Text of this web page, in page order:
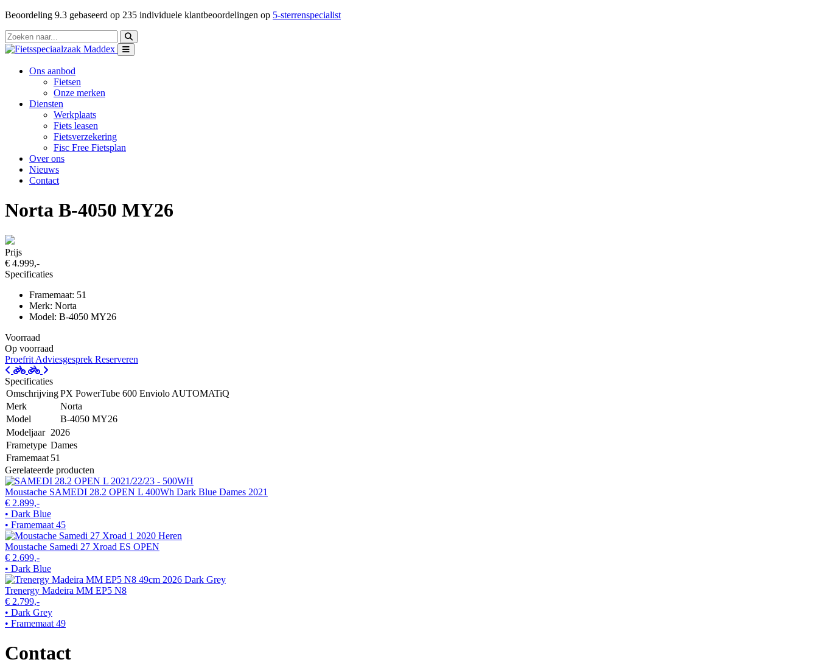
Beoordeling 9.3 gebaseerd op 235 individuele klantbeoordelingen op 5-sterrenspecialist
Ons aanbod
Fietsen
Onze merken
Diensten
Werkplaats
Fiets leasen
Fietsverzekering
Fisc Free Fietsplan
Over ons
Nieuws
Contact
Norta B-4050 MY26
Prijs
€ 4.999,-
Specificaties
Framemaat: 51
Merk: Norta
Model: B-4050 MY26
Voorraad
Op voorraad
Proefrit Adviesgesprek Reserveren
Specificaties
OmschrijvingPX PowerTube 600 Enviolo AUTOMATiQ
Merk
Norta
Model
B-4050 MY26
Modeljaar 2026
Frametype Dames
Framemaat 51
Gerelateerde producten
Moustache SAMEDI 28.2 OPEN L 400Wh Dark Blue Dames 2021
€ 2.899,-
• Dark Blue
• Framemaat 45
Moustache Samedi 27 Xroad ES OPEN
€ 2.699,-
• Dark Blue
Trenergy Madeira MM EP5 N8
€ 2.799,-
• Dark Grey
• Framemaat 49
Contact